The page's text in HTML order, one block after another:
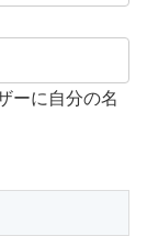
ーに自分の名